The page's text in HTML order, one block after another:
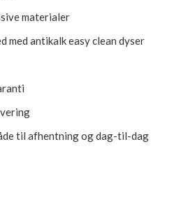
materialer
med antikalk easy clean dyser
til afhentning og dag-til-dag